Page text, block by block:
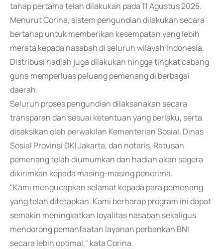
tahap pertama telah dilakukan pada 11 Agustus 2025.
Menurut Corina, sistem pengundian dilakukan secara
bertahap untuk memberikan kesempatan yang lebih
merata kepada nasabah di seluruh wilayah Indonesia.
Distribusi hadiah juga dilakukan hingga tingkat cabang
guna memperluas peluang pemenang di berbagai
daerah.
Seluruh proses pengundian dilaksanakan secara
transparan dan sesuai ketentuan yang berlaku, serta
disaksikan oleh perwakilan Kementerian Sosial, Dinas
Sosial Provinsi DKI Jakarta, dan notaris. Ratusan
pemenang telah diumumkan dan hadiah akan segera
dikirimkan kepada masing-masing penerima.
"Kami mengucapkan selamat kepada para pemenang
yang telah ditetapkan. Kami berharap program ini dapat
semakin meningkatkan loyalitas nasabah sekaligus
mendorong pemanfaatan layanan perbankan BNI
secara lebih optimal," kata Corina.